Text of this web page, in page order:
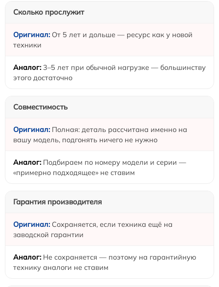
Сколько прослужит
От 5 лет и дольше — ресурс как у новой
техники
3–5 лет при обычной нагрузке — большинству
этого достаточно
Совместимость
Полная: деталь рассчитана именно на
вашу модель, подгонять ничего не нужно
Подбираем по номеру модели и серии —
«примерно подходящее» не ставим
Гарантия производителя
Сохраняется, если техника ещё на
заводской гарантии
Не сохраняется — поэтому на гарантийную
технику аналоги не ставим